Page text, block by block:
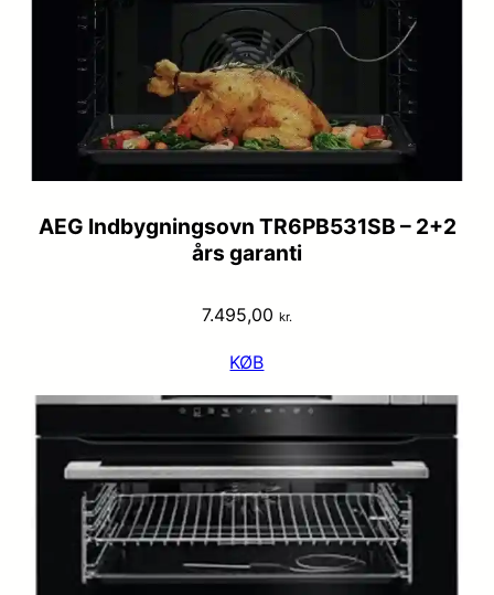
AEG Indbygningsovn TR6PB531SB – 2+2
års garanti
7.495,00 kr.
KØB